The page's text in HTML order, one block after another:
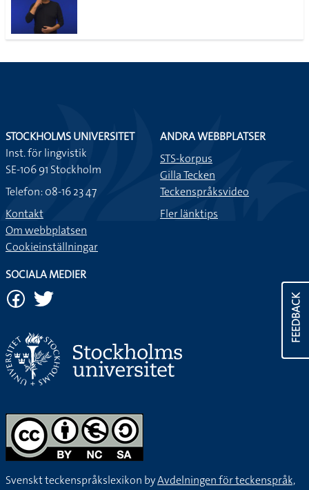
FEEDBACK
STOCKHOLMS UNIVERSITET
Inst. för lingvistik
SE-106 91 Stockholm
Telefon: 08-16 23 47
Kontakt
Om webbplatsen
Cookieinställningar
ANDRA WEBBPLATSER
STS-korpus
Gilla Tecken
Teckenspråksvideo
Fler länktips
SOCIALA MEDIER
Svenskt teckenspråkslexikon byAvdelningen för teckenspråk,